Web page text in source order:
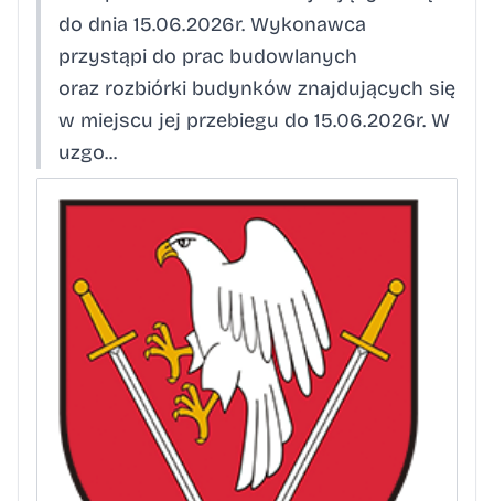
do dnia 15.06.2026r. Wykonawca
przystąpi do prac budowlanych
oraz rozbiórki budynków znajdujących się
w miejscu jej przebiegu do 15.06.2026r. W
uzgo...